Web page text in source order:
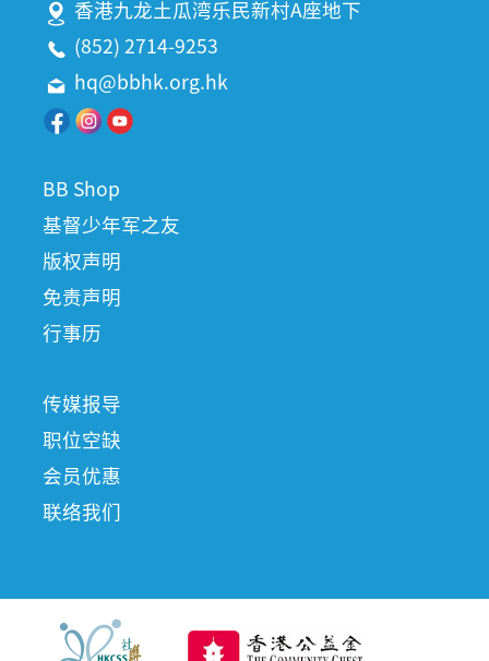
香港九龙土瓜湾乐民新村A座地下
(852) 2714-9253
hq@bbhk.org.hk
BB Shop
基督少年军之友
版权声明
免责声明
行事历
传媒报导
职位空缺
会员优惠
联络我们